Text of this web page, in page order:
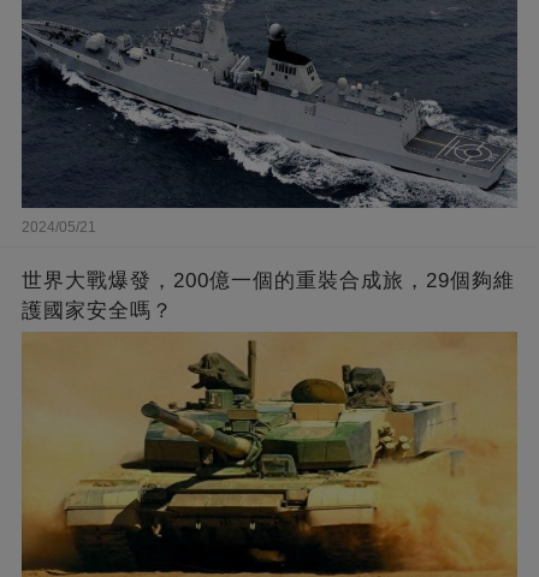
2024/05/21
世界大戰爆發，200億一個的重裝合成旅，29個夠維
護國家安全嗎？